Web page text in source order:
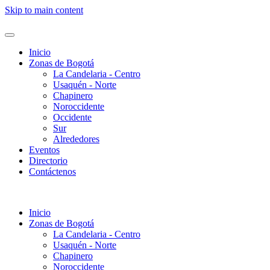
Skip to main content
Inicio
Zonas de Bogotá
La Candelaria - Centro
Usaquén - Norte
Chapinero
Noroccidente
Occidente
Sur
Alrededores
Eventos
Directorio
Contáctenos
Inicio
Zonas de Bogotá
La Candelaria - Centro
Usaquén - Norte
Chapinero
Noroccidente